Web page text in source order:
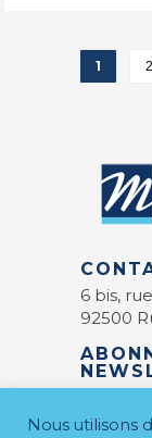
1 2
6 bis,
92500
E-
Nous utilisons